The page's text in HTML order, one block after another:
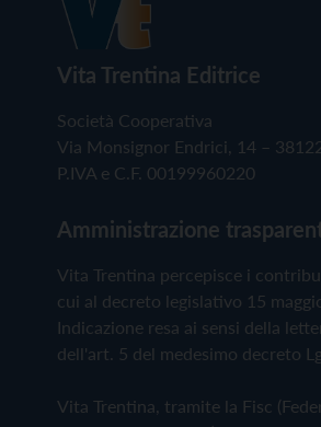
Vita Trentina Editrice
Società Cooperativa
Via Monsignor Endrici, 14 –
P.IVA e C.F. 00199960220
Amministrazione
Vita Trentina percepisce i
cui al decreto legislativo 15
Indicazione resa ai sensi della
dell'art. 5 del medesimo decreto
Vita Trentina, tramite la Fisc